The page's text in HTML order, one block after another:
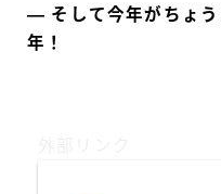
― そして今年がちょう
年！